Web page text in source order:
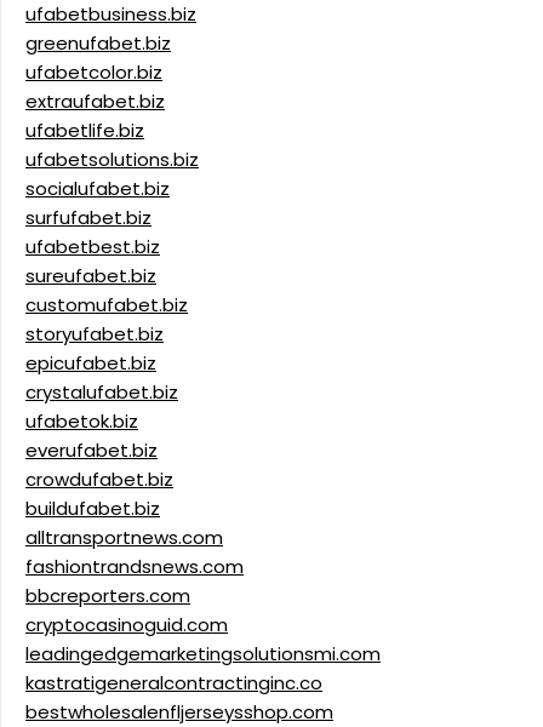
ufabetbusiness.biz
greenufabet.biz
ufabetcolor.biz
extraufabet.biz
ufabetlife.biz
ufabetsolutions.biz
socialufabet.biz
surfufabet.biz
ufabetbest.biz
sureufabet.biz
customufabet.biz
storyufabet.biz
epicufabet.biz
crystalufabet.biz
ufabetok.biz
everufabet.biz
crowdufabet.biz
buildufabet.biz
alltransportnews.com
fashiontrandsnews.com
bbcreporters.com
cryptocasinoguid.com
leadingedgemarketingsolutionsmi.com
kastratigeneralcontractinginc.co
bestwholesalenfljerseysshop.com